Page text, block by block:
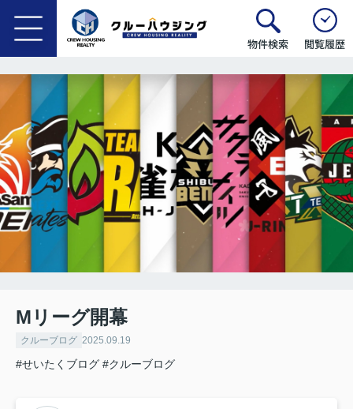
物件検索 閲覧履歴
Mリーグ開幕
クルーブログ 2025.09.19
#せいたくブログ #クルーブログ